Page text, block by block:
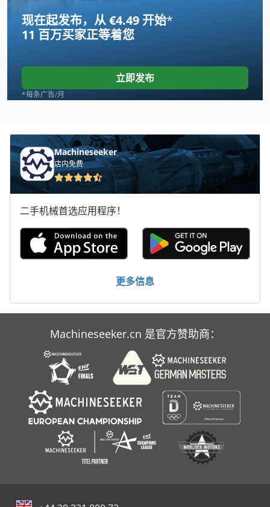
现在起发布，从 €4.49 开始*
11 百万买家正等着您
立即发布
*每条广告/月
Machineseeker
店内免费
二手机械首选应用程序！
更多信息
Machineseeker.cn 是官方赞助商：